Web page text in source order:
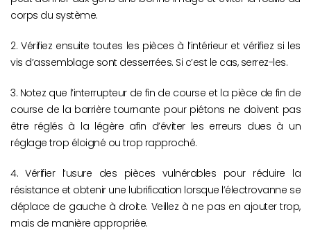
corps du système.
2. Vérifiez ensuite toutes les pièces à l’intérieur et vérifiez si les
vis d’assemblage sont desserrées. Si c’est le cas, serrez-les.
3. Notez que l’interrupteur de fin de course et la pièce de fin de
course de la barrière tournante pour piétons ne doivent pas
être réglés à la légère afin d’éviter les erreurs dues à un
réglage trop éloigné ou trop rapproché.
4. Vérifier l’usure des pièces vulnérables pour réduire la
résistance et obtenir une lubrification lorsque l’électrovanne se
déplace de gauche à droite. Veillez à ne pas en ajouter trop,
mais de manière appropriée.